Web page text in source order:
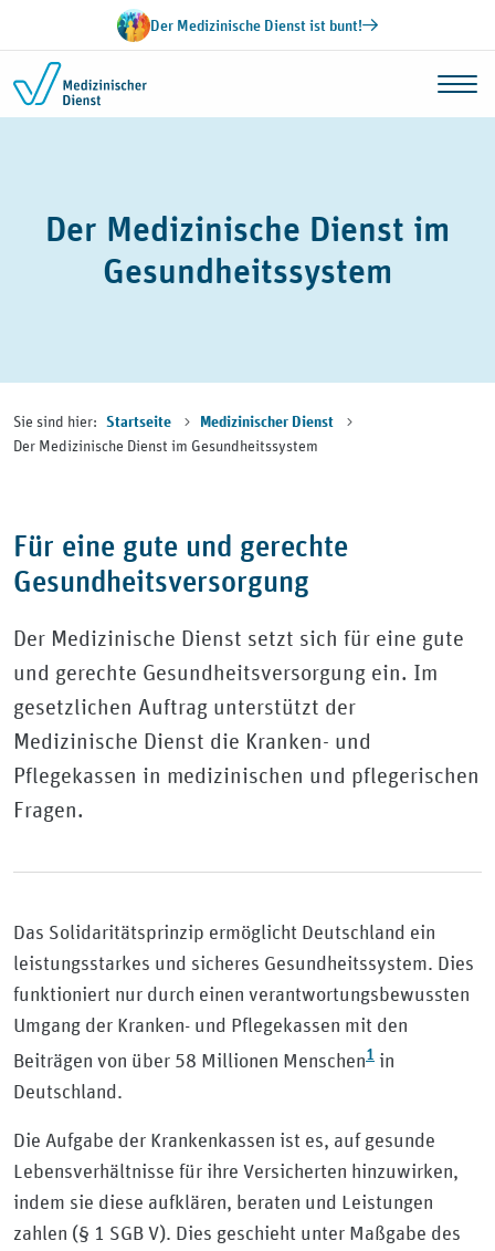
Zum Inhalt springenDer Medizinische Dienst ist bunt!
Der Medizinische Dienst im
Gesundheitssystem
Sie sind hier: Startseite Medizinischer Dienst
Der Medizinische Dienst im Gesundheitssystem
Für eine gute und gerechte
Gesundheitsversorgung
Der Medizinische Dienst setzt sich für eine gute
und gerechte Gesundheitsversorgung ein. Im
gesetzlichen Auftrag unterstützt der
Medizinische Dienst die Kranken- und
Pflegekassen in medizinischen und pflegerischen
Fragen.
Das Solidaritätsprinzip ermöglicht Deutschland ein
leistungsstarkes und sicheres Gesundheitssystem. Dies
funktioniert nur durch einen verantwortungsbewussten
Umgang der Kranken- und Pflegekassen mit den
Beiträgen von über 58 Millionen Menschen1 in
Deutschland.
Die Aufgabe der Krankenkassen ist es, auf gesunde
Lebensverhältnisse für ihre Versicherten hinzuwirken,
indem sie diese aufklären, beraten und Leistungen
zahlen (§ 1 SGB V). Dies geschieht unter Maßgabe des